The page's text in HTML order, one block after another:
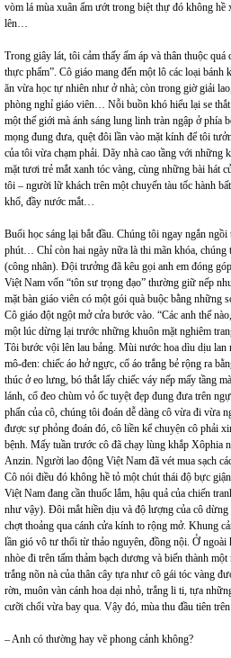
vòm lá mùa xuân ẩm ướt trong biệt thự đó không
lên…
Trong giây lát, tôi cảm thấy ấm áp và thân thuộc
thực phẩm”. Cô giáo mang đến một lô các loại bánh
ăn vừa học tự nhiên như ở nhà; còn trong giờ giải
phòng nghỉ giáo viên… Nỗi buồn khó hiểu lại se
một thế giới mà ánh sáng lung linh tràn ngập ở phía
mọng đung đưa, quệt đôi lần vào mặt kính để tôi
của tôi vừa chạm phải. Dãy nhà cao tầng với những
mặt tươi trẻ mắt xanh tóc vàng, cùng những bài hát
tôi – người lữ khách trên một chuyến tàu tốc hành
khổ, đầy nước mắt…
Buổi học sáng lại bắt đầu. Chúng tôi ngay ngắn
phút… Chỉ còn hai ngày nữa là thi mãn khóa,
(công nhân). Đội trưởng đã kêu gọi anh em đóng
Việt Nam vốn “tôn sư trọng đạo” thường giữ nếp
mặt bàn giáo viên có một gói quà buộc bằng những
Cô giáo đột ngột mở cửa bước vào. “Các anh thế
một lúc dừng lại trước những khuôn mặt nghiêm
Tôi bước vội lên lau bảng. Mùi nước hoa dìu dịu lan
mô-đen: chiếc áo hở ngực, cổ áo trắng bẻ rộng ra
thúc ở eo lưng, bó thắt lấy chiếc váy nếp mấy tầng
lánh, cổ đeo chùm vỏ ốc tuyệt đẹp đung đưa trên
phấn của cô, chúng tôi đoán dễ dàng cô vừa đi vừa
được sự phỏng đoán đó, cô liền kể chuyện cô phải
bệnh. Mấy tuần trước cô đã chạy lùng khắp Xôphia
Anzin. Người lao động Việt Nam đã vét mua sạch
Cô nói điều đó không hề tỏ một chút thái độ bực
Việt Nam đang cần thuốc lắm, hậu quả của chiến
như vậy). Đôi mắt hiền dịu và độ lượng của cô
chợt thoảng qua cánh cửa kính to rộng mở. Khung
lần gió vô tư thổi từ thảo nguyên, đồng nội. Ở ngoài
nhòe đi trên tấm thảm bạch dương và biến thành
trắng nõn nà của thân cây tựa như cô gái tóc vàng
rờn, muôn vàn cánh hoa dại nhỏ, trắng li ti, tựa
cưỡi chổi vừa bay qua. Vậy đó, mùa thu đầu tiên
– Anh có thường hay vẽ phong cảnh không?